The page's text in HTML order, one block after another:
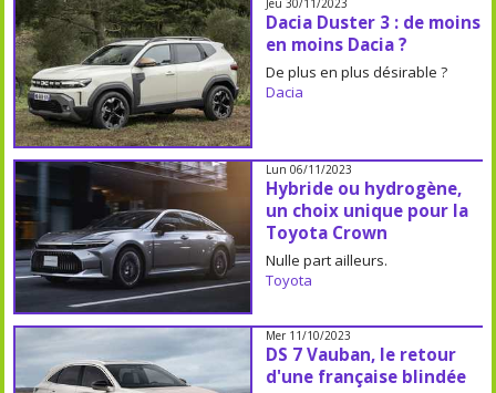
Jeu 30/11/2023
Dacia Duster 3 : de moins
en moins Dacia ?
De plus en plus désirable ?
Dacia
Lun 06/11/2023
Hybride ou hydrogène,
un choix unique pour la
Toyota Crown
Nulle part ailleurs.
Toyota
Mer 11/10/2023
DS 7 Vauban, le retour
d'une française blindée